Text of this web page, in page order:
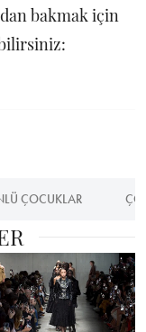
bakmak için
ÇOCUKLAR